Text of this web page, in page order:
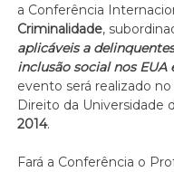
a Conferência
Criminalidade,
aplicáveis a
inclusão social nos EUA
evento será realizado
Direito da Universidade
2014.
Fará a Conferência o